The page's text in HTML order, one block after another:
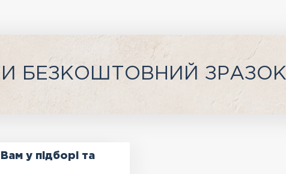
БЕЗКОШТОВНИЙ ЗРАЗОК
у підборі та